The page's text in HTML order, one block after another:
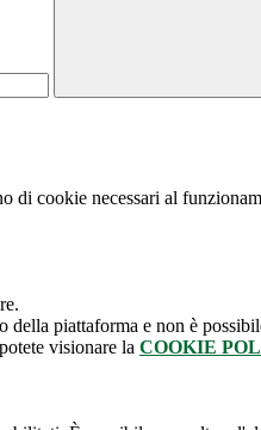
di cookie necessari al
della piattaforma e non è
visionare la COOKIE